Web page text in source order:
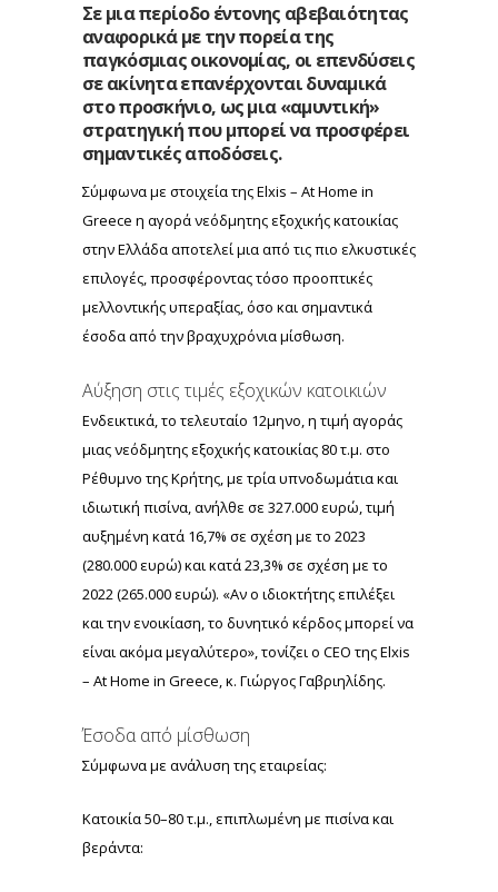
Σε μια περίοδο έντονης αβεβαιότητας
αναφορικά με την πορεία της
παγκόσμιας οικονομίας, οι επενδύσεις
σε ακίνητα επανέρχονται δυναμικά
στο προσκήνιο, ως μια «αμυντική»
στρατηγική που μπορεί να προσφέρει
σημαντικές αποδόσεις.
Σύμφωνα με στοιχεία της Elxis – At Home in
Greece η αγορά νεόδμητης εξοχικής κατοικίας
στην Ελλάδα αποτελεί μια από τις πιο ελκυστικές
επιλογές, προσφέροντας τόσο προοπτικές
μελλοντικής υπεραξίας, όσο και σημαντικά
έσοδα από την βραχυχρόνια μίσθωση.
Αύξηση στις τιμές εξοχικών κατοικιών
Ενδεικτικά, το τελευταίο 12μηνο, η τιμή αγοράς
μιας νεόδμητης εξοχικής κατοικίας 80 τ.μ. στο
Ρέθυμνο της Κρήτης, με τρία υπνοδωμάτια και
ιδιωτική πισίνα, ανήλθε σε 327.000 ευρώ, τιμή
αυξημένη κατά 16,7% σε σχέση με το 2023
(280.000 ευρώ) και κατά 23,3% σε σχέση με το
2022 (265.000 ευρώ). «Αν ο ιδιοκτήτης επιλέξει
και την ενοικίαση, το δυνητικό κέρδος μπορεί να
είναι ακόμα μεγαλύτερο», τονίζει ο CEO της Elxis
– At Home in Greece, κ. Γιώργος Γαβριηλίδης.
Έσοδα από μίσθωση
Σύμφωνα με ανάλυση της εταιρείας:
Κατοικία 50–80 τ.μ., επιπλωμένη με πισίνα και
βεράντα: